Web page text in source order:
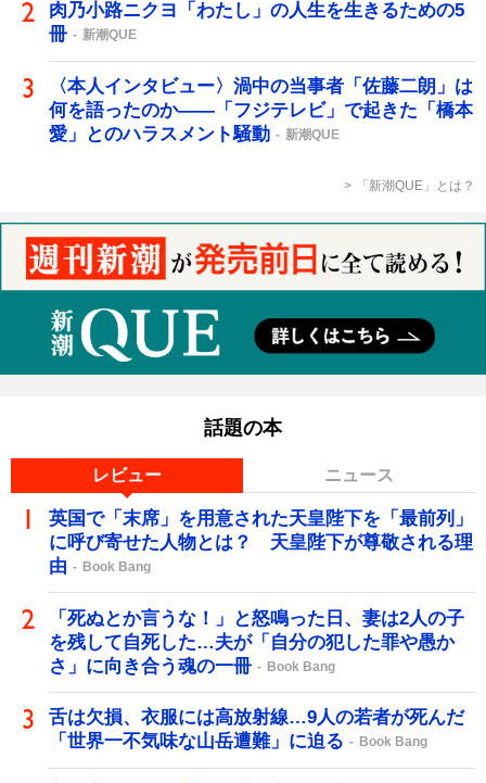
肉乃小路ニクヨ「わたし」の人生を生きるための5
冊
新潮QUE
〈本人インタビュー〉渦中の当事者「佐藤二朗」は
何を語ったのか――「フジテレビ」で起きた「橋本
愛」とのハラスメント騒動
新潮QUE
「新潮QUE」とは？
話題の本
レビュー ニュース
英国で「末席」を用意された天皇陛下を「最前列」
に呼び寄せた人物とは？ 天皇陛下が尊敬される理
由
Book Bang
「死ぬとか言うな！」と怒鳴った日、妻は2人の子
を残して自死した…夫が「自分の犯した罪や愚か
さ」に向き合う魂の一冊
Book Bang
舌は欠損、衣服には高放射線…9人の若者が死んだ
「世界一不気味な山岳遭難」に迫る
Book Bang